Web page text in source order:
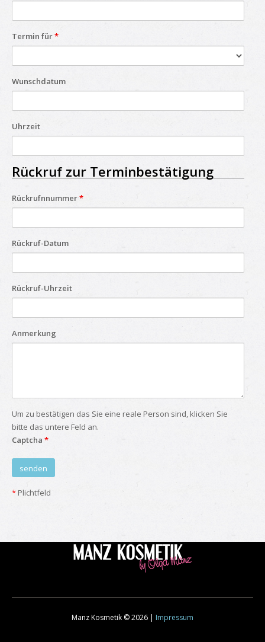
Termin für*
Wunschdatum
Uhrzeit
Rückruf zur Terminbestätigung
Rückrufnnummer*
Rückruf-Datum
Rückruf-Uhrzeit
Anmerkung
Um zu bestätigen das Sie eine reale Person sind, klicken Sie
bitte das untere Feld an.
Captcha *
*Plichtfeld
Manz Kosmetik © 2026 | Impressum